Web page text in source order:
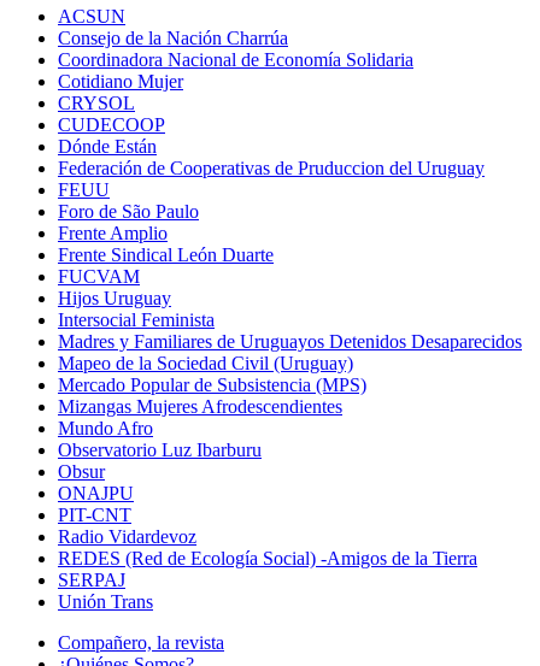
ACSUN
Consejo de la Nación Charrúa
Coordinadora Nacional de Economía Solidaria
Cotidiano Mujer
CRYSOL
CUDECOOP
Dónde Están
Federación de Cooperativas de Pruduccion del Uruguay
FEUU
Foro de São Paulo
Frente Amplio
Frente Sindical León Duarte
FUCVAM
Hijos Uruguay
Intersocial Feminista
Madres y Familiares de Uruguayos Detenidos Desaparecidos
Mapeo de la Sociedad Civil (Uruguay)
Mercado Popular de Subsistencia (MPS)
Mizangas Mujeres Afrodescendientes
Mundo Afro
Observatorio Luz Ibarburu
Obsur
ONAJPU
PIT-CNT
Radio Vidardevoz
REDES (Red de Ecología Social) -Amigos de la Tierra
SERPAJ
Unión Trans
Compañero, la revista